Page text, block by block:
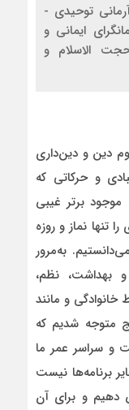
توحیدی -
ایمانی و
الاسلام و
دین و دین‌داری
و حرکاتی که
برتر غیبی
نماز و روزه
به‌مرور
بهداشت، نظم،
خانوادگی و مانند
متوجه شدیم که
و سراسر عمر ما
برنامه‌ها نیست
دهیم و برای آن